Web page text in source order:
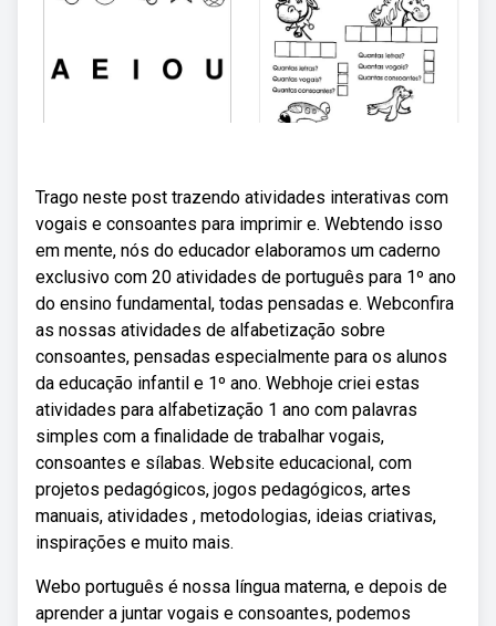
Trago neste post trazendo atividades interativas com
vogais e consoantes para imprimir e. Webtendo isso
em mente, nós do educador elaboramos um caderno
exclusivo com 20 atividades de português para 1º ano
do ensino fundamental, todas pensadas e. Webconfira
as nossas atividades de alfabetização sobre
consoantes, pensadas especialmente para os alunos
da educação infantil e 1º ano. Webhoje criei estas
atividades para alfabetização 1 ano com palavras
simples com a finalidade de trabalhar vogais,
consoantes e sílabas. Website educacional, com
projetos pedagógicos, jogos pedagógicos, artes
manuais, atividades , metodologias, ideias criativas,
inspirações e muito mais.
Webo português é nossa língua materna, e depois de
aprender a juntar vogais e consoantes, podemos